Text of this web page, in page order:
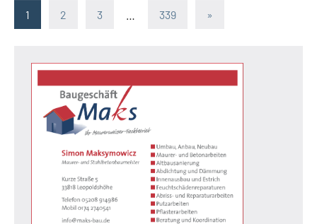
Seitennummerierung
Beiträge
1 2 3 339
Nächste
»